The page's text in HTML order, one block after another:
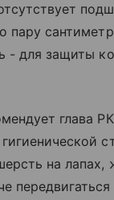
пару
- для защиты
глава
на лапах,